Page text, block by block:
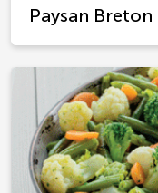
Paysan Breton